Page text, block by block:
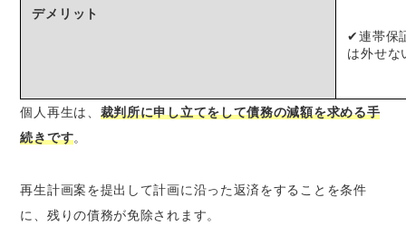
デメリット
✔連帯保
は外せな
個人再生は、 裁判所に申し立てをして債務の減額を求める手
続きです。
再生計画案を提出して計画に沿った返済をすることを条件
に、残りの債務が免除されます。